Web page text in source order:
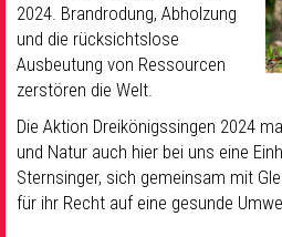
2024. Brandrodung, Abholzung
und die rücksichtslose
Ausbeutung von Ressourcen
zerstören die Welt.
Die Aktion Dreikönigssingen 2024
und Natur auch hier bei uns eine
Sternsinger, sich gemeinsam mit
für ihr Recht auf eine gesunde